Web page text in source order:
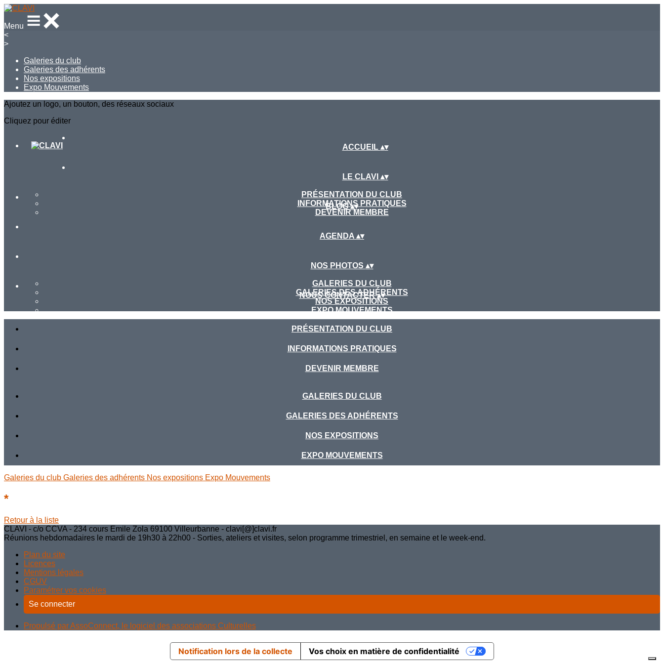
Menu
<
>
Galeries du club
Galeries des adhérents
Nos expositions
Expo Mouvements
Ajoutez un logo, un bouton, des réseaux sociaux
Cliquez pour éditer
ACCUEIL ▴▾
LE CLAVI ▴▾
PRÉSENTATION DU CLUB
INFORMATIONS PRATIQUES
DEVENIR MEMBRE
BLOG▴▾
AGENDA ▴▾
NOS PHOTOS ▴▾
GALERIES DU CLUB
GALERIES DES ADHÉRENTS
NOS EXPOSITIONS
EXPO MOUVEMENTS
NOUS CONTACTER▴▾
PRÉSENTATION DU CLUB
INFORMATIONS PRATIQUES
DEVENIR MEMBRE
GALERIES DU CLUB
GALERIES DES ADHÉRENTS
NOS EXPOSITIONS
EXPO MOUVEMENTS
Galeries du club Galeries des adhérents Nos expositions Expo Mouvements
*
Retour à la liste
CLAVI - c/o CCVA - 234 cours Emile Zola 69100 Villeurbanne - clavi[@]clavi.fr
Réunions hebdomadaires le mardi de 19h30 à 22h00 - Sorties, ateliers et visites, selon programme trimestriel, en semaine et le week-end.
Plan du site
Licences
Mentions légales
CGUV
Paramétrer vos cookies
Se connecter
Propulsé par AssoConnect, le logiciel des associations Culturelles
Notification lors de la collecte Vos choix en matière de confidentialité